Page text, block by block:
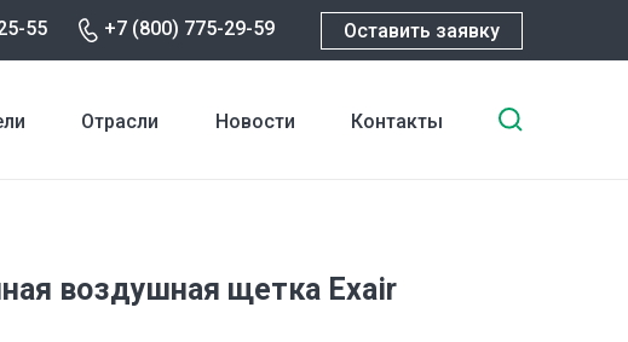
55 +7 (800) 775-29-59 Оставить заявку
Отрасли Новости Контакты
воздушная щетка Exair